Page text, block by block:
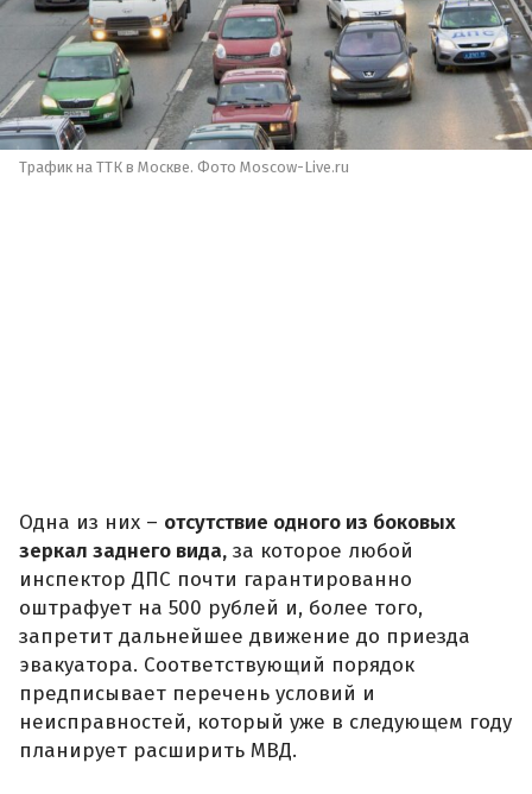
Трафик на ТТК в Москве. Фото Moscow-Live.ru
Одна из них – отсутствие одного из боковых
зеркал заднего вида, за которое любой
инспектор ДПС почти гарантированно
оштрафует на 500 рублей и, более того,
запретит дальнейшее движение до приезда
эвакуатора. Соответствующий порядок
предписывает перечень условий и
неисправностей, который уже в следующем году
планирует расширить МВД.